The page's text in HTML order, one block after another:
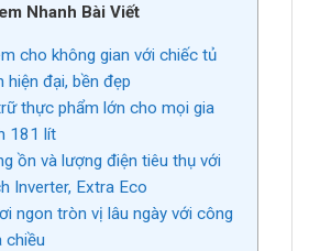
Nhanh Bài Viết
cho không gian với chiếc tủ
hiện đại, bền đẹp
thực phẩm lớn cho mọi gia
181 lít
ồn và lượng điện tiêu thụ với
Inverter, Extra Eco
ngon tròn vị lâu ngày với công
chiều